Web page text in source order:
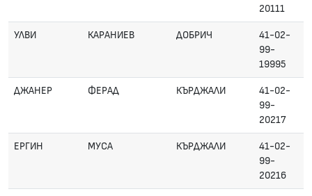
20111
УЛВИ КАРАНИЕВ ДОБРИЧ
41-02-
99-
19995
ДЖАНЕР ФЕРАД КЪРДЖАЛИ
41-02-
99-
20217
ЕРГИН МУСА КЪРДЖАЛИ
41-02-
99-
20216